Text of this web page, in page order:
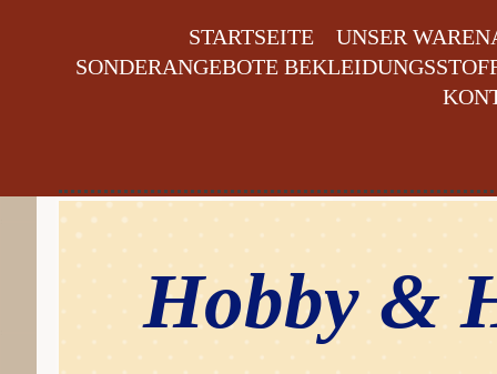
STARTSEITE
UNSER
SONDERANGEBOTE
Hobby &